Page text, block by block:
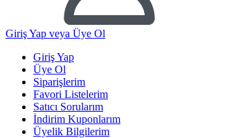
Giriş Yap veya Üye Ol
Giriş Yap
Üye Ol
Siparişlerim
Favori Listelerim
Satıcı Sorularım
İndirim Kuponlarım
Üyelik Bilgilerim